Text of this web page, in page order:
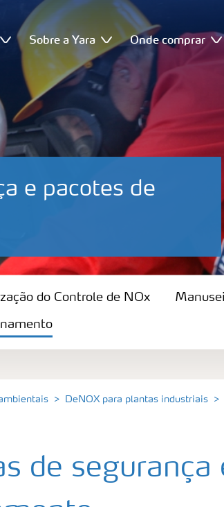
Sobre a Yara Onde comprar
e pacotes de
do Controle de NOx
DeNOX para plantas industriais
de segurança